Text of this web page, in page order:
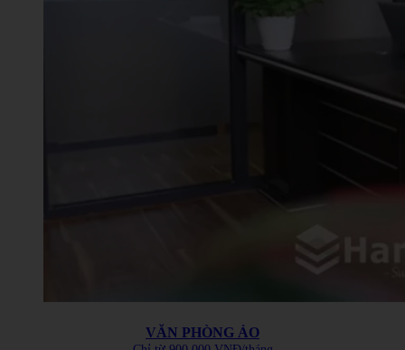
VĂN PHÒNG ẢO